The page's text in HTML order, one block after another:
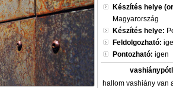
Készítés helye
Magyarország
Készítés helye:
Feldolgozható:
Pontozható: igen
hallom vashiány van